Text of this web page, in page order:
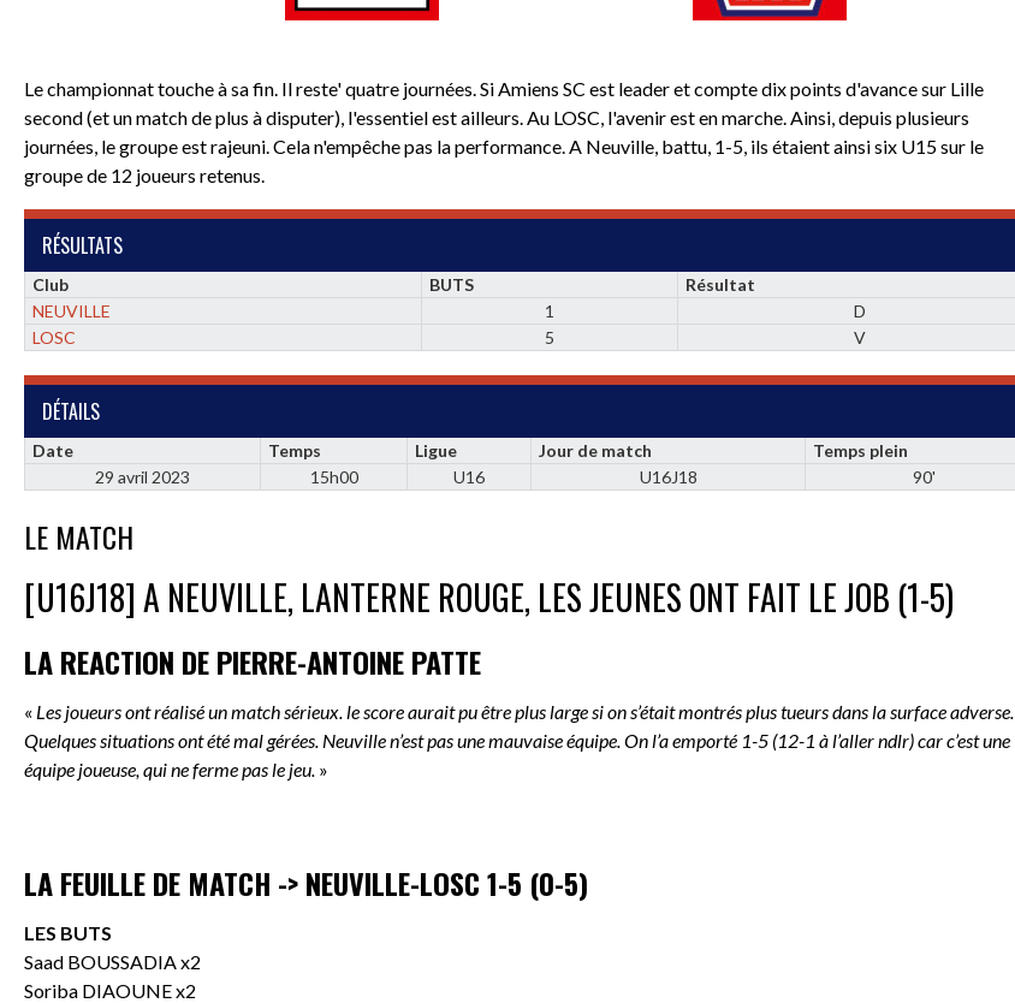
Le championnat touche à sa fin. Il reste' quatre journées. Si Amiens SC est leader et compte dix points d'avance sur Lille
second (et un match de plus à disputer), l'essentiel est ailleurs. Au LOSC, l'avenir est en marche. Ainsi, depuis plusieurs
journées, le groupe est rajeuni. Cela n'empêche pas la performance. A Neuville, battu, 1-5, ils étaient ainsi six U15 sur le
groupe de 12 joueurs retenus.
RÉSULTATS
Club BUTS
Résultat
NEUVILLE
1
D
LOSC
5 V
DÉTAILS
Date Temps Ligue Jour de match
Temps plein
29 avril 2023
15h00 U16 U16J18 90'
LE MATCH
[U16J18] A NEUVILLE, LANTERNE ROUGE, LES JEUNES ONT FAIT LE JOB (1-5)
LA REACTION DE PIERRE-ANTOINE PATTE
« Les joueurs ont réalisé un match sérieux. le score aurait pu être plus large si on s’était montrés plus tueurs dans la surface adverse.
Quelques situations ont été mal gérées. Neuville n’est pas une mauvaise équipe. On l’a emporté 1-5 (12-1 à l’aller ndlr) car c’est une
équipe joueuse, qui ne ferme pas le jeu. »
LA FEUILLE DE MATCH -> NEUVILLE-LOSC 1-5 (0-5)
LES BUTS
Saad BOUSSADIA x2
Soriba DIAOUNE x2